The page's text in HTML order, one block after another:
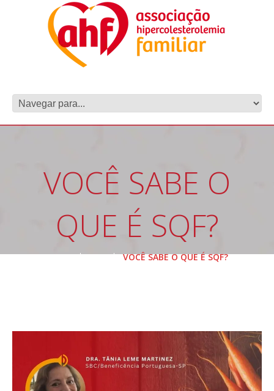
VOCÊ SABE O
QUE É SQF?
HOME SQF VOCÊ SABE O QUE É SQF?